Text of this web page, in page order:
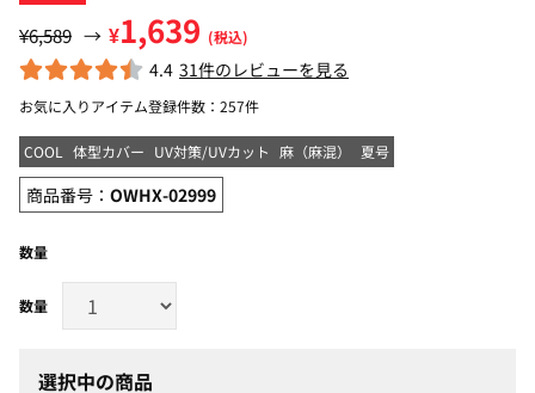
¥6,589 → ¥1,639 (税込)
4.4 31件のレビューを見る
お気に入りアイテム登録件数： 257件
COOL 体型カバー UV対策/UVカット 麻（麻混） 夏号
商品番号： OWHX-02999
数量
選択中の商品